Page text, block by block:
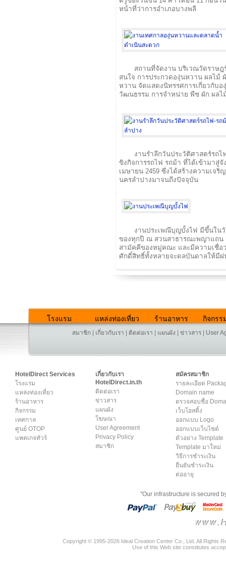
หน้าที่ว่าการอำเภอบางพลี
สถานที่จัดงาน บริเวณวัดราษฎ
สนใจ การประกวดองุ่นหวาน ผลไม้
หวาน จัดแสดงนิทรรศการเกี่ยวกับ
วัฒนธรรม การจำหน่าย พืช ผัก ผลไ
งานรำลึกวันประวัติศาสตร์รถ
ขิงกิจการรถไฟ รถม้า ที่ได้เข้ามาสู่
เมษายน 2459 ซึ่งได้สร้างความเจริ
นครลำปางมาจนถึงปัจจุบัน
งานประเพณีบุญบั้งไฟ มีขึ้นใน
ของทุกปี ณ สวนสาธารณะพญาแถน
สามัคคีของหมู่คณะ และมีความเชื่อ
ศักดิ์สิทธิ์ทั้งหลายจะดลบันดาลให้มี
โรงแรม แหล่งท่องเที่ยว ร้านอาหาร กิจกรร
สมาชิก เกี่ยวกับเรา ติดต่อเรา แผนผัง ข่าวสาร User
HotelDirect Services
โรงแรม
แหล่งท่องเที่ยว
ร้านอาหาร
กิจกรรม
เทศกาล
ศูนย์ OTOP
แพคเกจทัวร์
เกี่ยวกับเรา
HotelDirect.in.th
ติดต่อเรา
ข่าวสาร
แผนผัง
โฆษณา
User Agreement
Privacy Policy
สมาชิก
สมัครสมาชิก
รายละเอียด
Domain name
ตรวจสอบชื่อ
เว็บโฮสติ้ง
ออกแบบ Logo
ออกแบบเว็บไซต์
ตัวอย่าง Template
Template มาใหม่
วิธีการชำระเงิน
ยืนยันชำระเงิน
ต่ออายุ
"Our infrastructure is secured
Copyright © 1995-2026 Ideal Creation Center Co., Ltd. All Rights
Use of this Web site constitutes